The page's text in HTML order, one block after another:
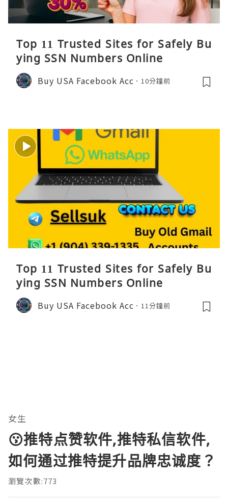
Top 11 Trusted Sites for Safely Bu
ying SSN Numbers Online
Buy USA Facebook Acc 10分鐘前
Top 11 Trusted Sites for Safely Bu
ying SSN Numbers Online
Buy USA Facebook Acc 11分鐘前
女生
😗推特点赞软件,推特私信软件,
如何通过推特提升品牌忠诚度？
瀏覽次數:773